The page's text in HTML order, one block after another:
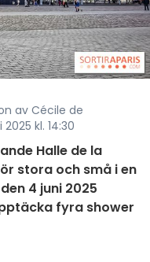
av Cécile de
kl. 14:30
Halle de la
stora och små i en
4 juni 2025
fyra shower